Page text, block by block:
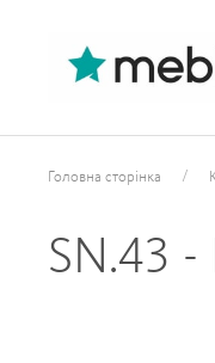
Головна сторінка /
SN.43